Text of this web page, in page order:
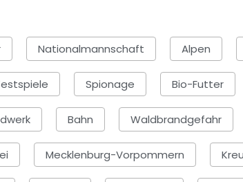
Nationalmannschaft Alpen
Spionage Bio-Futter
Bahn Waldbrandgefahr
Mecklenburg-Vorpommern